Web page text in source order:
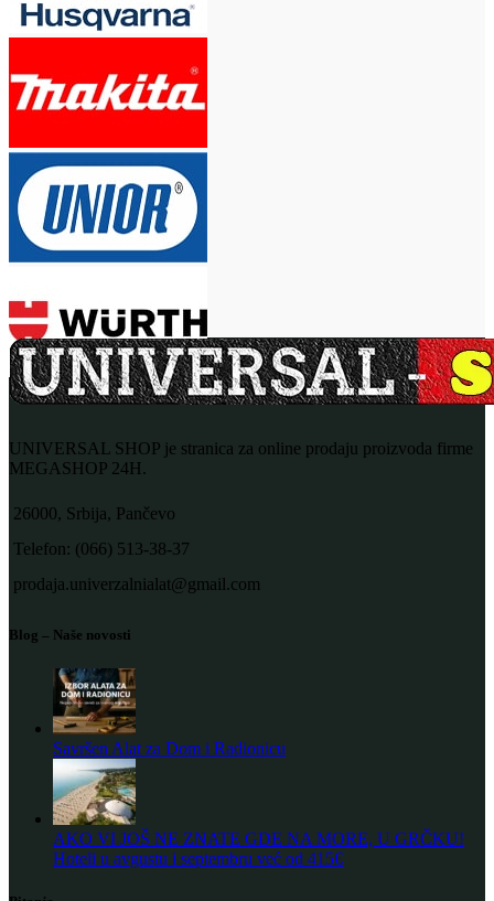
UNIVERSAL SHOP je stranica za online prodaju proizvoda firme
MEGASHOP 24H.
26000, Srbija, Pančevo
Telefon: (066) 513-38-37
prodaja.univerzalnialat@gmail.com
Blog – Naše novosti
Savršen Alat za Dom i Radionicu
AKO VI JOŠ NE ZNATE GDE NA MORE, U GRČKU!
Hoteli u avgustu i septembru već od 415€